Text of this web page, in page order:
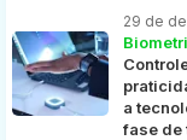
29 de
a
fase de